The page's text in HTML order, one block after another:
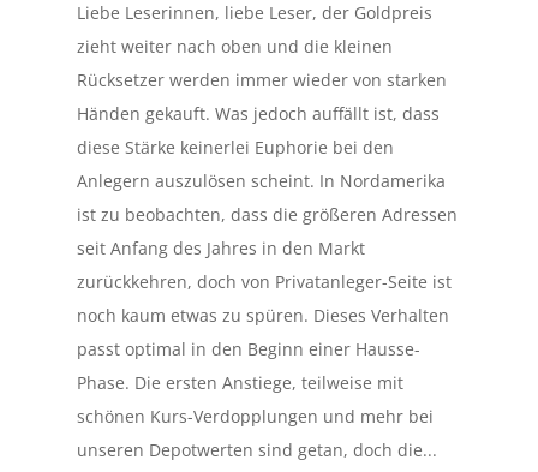
Liebe Leserinnen, liebe Leser, der Goldpreis
zieht weiter nach oben und die kleinen
Rücksetzer werden immer wieder von starken
Händen gekauft. Was jedoch auffällt ist, dass
diese Stärke keinerlei Euphorie bei den
Anlegern auszulösen scheint. In Nordamerika
ist zu beobachten, dass die größeren Adressen
seit Anfang des Jahres in den Markt
zurückkehren, doch von Privatanleger-Seite ist
noch kaum etwas zu spüren. Dieses Verhalten
passt optimal in den Beginn einer Hausse-
Phase. Die ersten Anstiege, teilweise mit
schönen Kurs-Verdopplungen und mehr bei
unseren Depotwerten sind getan, doch die...